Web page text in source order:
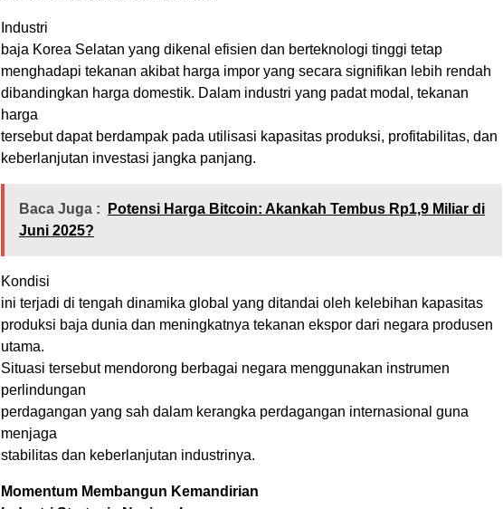
Industri
baja Korea Selatan yang dikenal efisien dan berteknologi tinggi tetap
menghadapi tekanan akibat harga impor yang secara signifikan lebih rendah
dibandingkan harga domestik. Dalam industri yang padat modal, tekanan
harga
tersebut dapat berdampak pada utilisasi kapasitas produksi, profitabilitas, dan
keberlanjutan investasi jangka panjang.
Baca Juga :
Potensi Harga Bitcoin: Akankah Tembus Rp1,9 Miliar di
Juni 2025?
Kondisi
ini terjadi di tengah dinamika global yang ditandai oleh kelebihan kapasitas
produksi baja dunia dan meningkatnya tekanan ekspor dari negara produsen
utama.
Situasi tersebut mendorong berbagai negara menggunakan instrumen
perlindungan
perdagangan yang sah dalam kerangka perdagangan internasional guna
menjaga
stabilitas dan keberlanjutan industrinya.
Momentum Membangun Kemandirian